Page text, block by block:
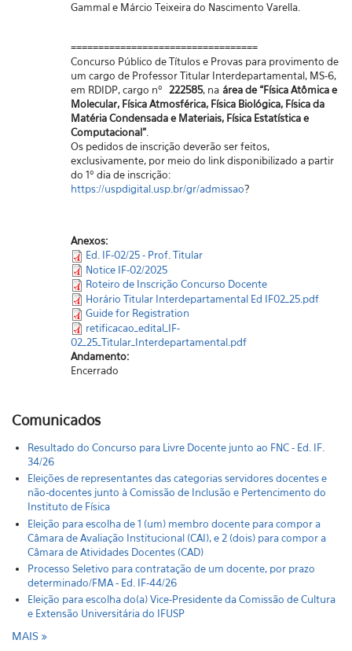
Gammal e Márcio Teixeira do Nascimento Varella.
==================================
Concurso Público de Títulos e Provas para provimento de
um cargo de Professor Titular Interdepartamental, MS-6,
em RDIDP, cargo nº 222585, na área de “Física Atômica e
Molecular, Física Atmosférica, Física Biológica, Física da
Matéria Condensada e Materiais, Física Estatística e
Computacional”.
Os pedidos de inscrição deverão ser feitos,
exclusivamente, por meio do link disponibilizado a partir
do 1º dia de inscrição:
https://uspdigital.usp.br/gr/admissao?
Anexos:
Ed. IF-02/25 - Prof. Titular
Notice IF-02/2025
Roteiro de Inscrição Concurso Docente
Horário Titular Interdepartamental Ed IF02_25.pdf
Guide for Registration
retificacao_edital_IF-
02_25_Titular_Interdepartamental.pdf
Andamento:
Encerrado
Comunicados
Resultado do Concurso para Livre Docente junto ao FNC - Ed. IF.
34/26
Eleições de representantes das categorias servidores docentes e
não-docentes junto à Comissão de Inclusão e Pertencimento do
Instituto de Física
Eleição para escolha de 1 (um) membro docente para compor a
Câmara de Avaliação Institucional (CAI), e 2 (dois) para compor a
Câmara de Atividades Docentes (CAD)
Processo Seletivo para contratação de um docente, por prazo
determinado/FMA - Ed. IF-44/26
Eleição para escolha do(a) Vice-Presidente da Comissão de Cultura
e Extensão Universitária do IFUSP
MAIS